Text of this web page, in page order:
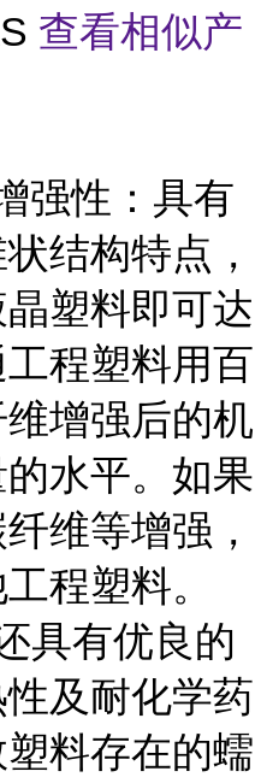
查看相似产
强性：具有
结构特点，
塑料即可达
程塑料用百
增强后的机
水平。如果
维等增强，
程塑料。
具有优良的
及耐化学药
料存在的蠕